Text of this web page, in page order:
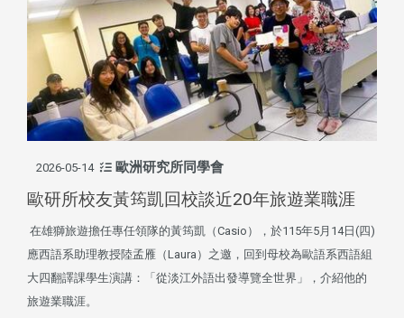
2026-05-14 歐洲研究所同學會
歐研所校友黃筠凱回校談近20年旅遊業職涯
在雄獅旅遊擔任專任領隊的黃筠凱（Casio），於115年5月14日(四)
應西語系助理教授陸孟雁（Laura）之邀，回到母校為歐語系西語組
大四翻譯課學生演講：「從淡江外語出發導覽全世界」，介紹他的
旅遊業職涯。